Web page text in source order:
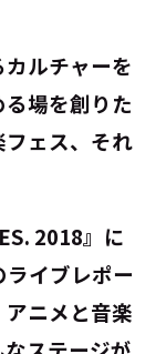
ルチャーを
場を創りた
ェス、それ
2018』に
イブレポー
ニメと音楽